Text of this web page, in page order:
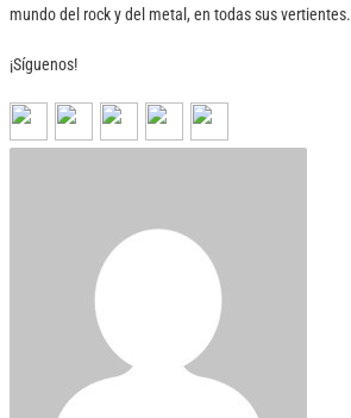
mundo del rock y del metal, en todas sus vertientes.
¡Síguenos!